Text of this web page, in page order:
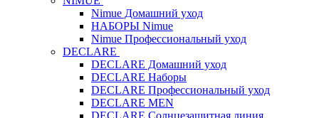
Nimue Домашний уход
НАБОРЫ Nimue
Nimue Профессиональный уход
DECLARE
DECLARE Домашний уход
DECLARE Наборы
DECLARE Профессиональный уход
DECLARE MEN
DECLARE Солнцезащитная линия